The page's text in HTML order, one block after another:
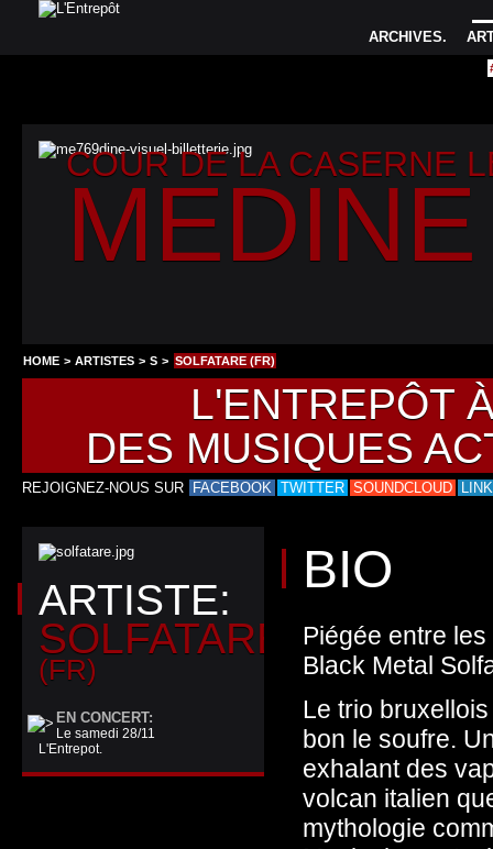
ARCHIVES.
COUR DE LA CASERNE
MEDINE
HOME > ARTISTES > S > SOLFATARE (FR)
L'ENTREPÔT
DES MUSIQUES
REJOIGNEZ-NOUS SUR FACEBOOK TWITTER SOUNDCLOUD
ARTISTE:
SOLFATARE
(FR)
EN CONCERT:
Le samedi 28/11
L'Entrepot.
BIO
Piégée entre
Black Metal
Le trio
bon le soufre.
exhalant des
volcan italien
mythologie